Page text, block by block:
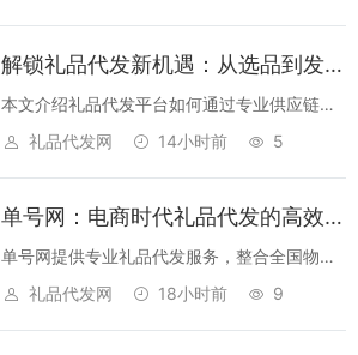
解锁礼品代发新机遇：从选品到发货，一站式服务让创业更轻松
本文介绍礼品代发平台如何通过专业供应链、
灵活选品和高效物流，帮助创业者降低成本、
礼品代发网 14小时前 5
单号网：电商时代礼品代发的高效解决方案
单号网提供专业礼品代发服务，整合全国物流
资源，支持一件代发、批量发货，为电商从业
礼品代发网 18小时前 9